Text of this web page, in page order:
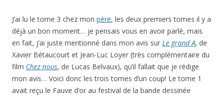
J’ai lu le tome 3 chez mon père, les deux premiers tomes il y a
déjà un bon moment… je pensais vous en avoir parlé, mais
en fait, j’ai juste mentionné dans mon avis sur Le grand A, de
Xavier Bétaucourt et Jean-Luc Loyer (très complémentaire du
film Chez nous, de Lucas Belvaux), qu’il fallait que je rédige
mon avis… Voici donc les trois tomes d’un coup! Le tome 1
avait reçu le Fauve d’or au festival de la bande dessinée